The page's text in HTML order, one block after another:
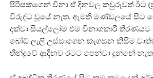
පිරිසකගෙන් විනා ඒ දිනවල කවුරුවත් ඊට
විරුද්ධ වූයේ නැත. ඇමති මණ්ඩලයේ සිට
දක්වා සියල්ලෝම එම විනාශකාරී තීරණයට
බෝඩ් ලෑලි උස්සාගෙන කෑගසන කිසිම
තීන්දුවේ ආදීනව රටට පෙන්වා දුන්නේ